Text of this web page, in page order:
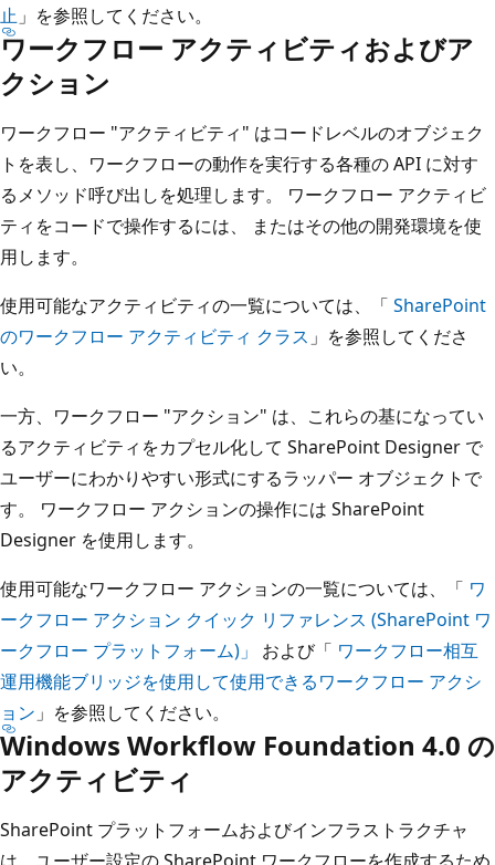
止 」を参照してください。
ワークフロー アクティビティおよびア
クション
ワークフロー "アクティビティ" はコードレベルのオブジェク
トを表し、ワークフローの動作を実行する各種の API に対す
るメソッド呼び出しを処理します。 ワークフロー アクティビ
ティをコードで操作するには、 またはその他の開発環境を使
用します。
使用可能なアクティビティの一覧については、「 SharePoint
のワークフロー アクティビティ クラス 」を参照してくださ
い。
一方、ワークフロー "アクション" は、これらの基になってい
るアクティビティをカプセル化して SharePoint Designer で
ユーザーにわかりやすい形式にするラッパー オブジェクトで
す。 ワークフロー アクションの操作には SharePoint
Designer を使用します。
使用可能なワークフロー アクションの一覧については、「 ワ
ークフロー アクション クイック リファレンス (SharePoint ワ
ークフロー プラットフォーム)」
および「 ワークフロー相互
運用機能ブリッジを使用して使用できるワークフロー アクシ
ョン 」を参照してください。
Windows Workflow Foundation 4.0 の
アクティビティ
SharePoint プラットフォームおよびインフラストラクチャ
は、ユーザー設定の SharePoint ワークフローを作成するため